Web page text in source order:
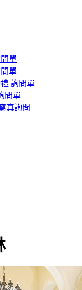
問單
問單
禮 詢問單
問單
真詢問